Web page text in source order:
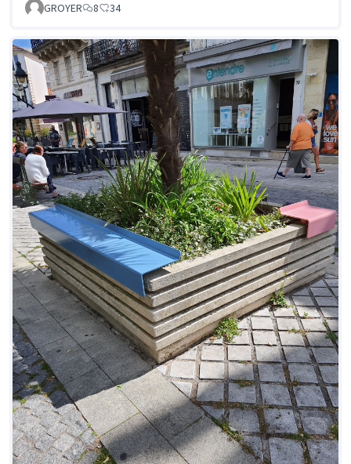
GROYER
8 34